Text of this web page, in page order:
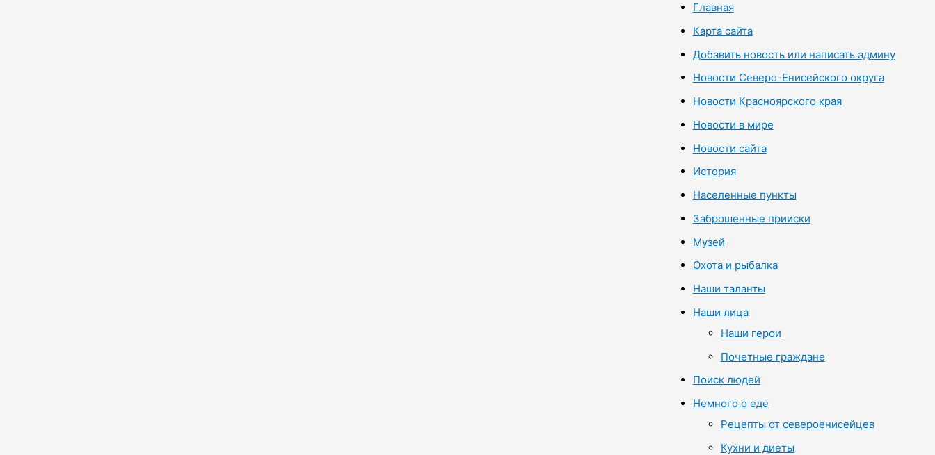
Главная
Карта сайта
Добавить новость или написать админу
Новости Северо-Енисейского округа
Новости Красноярского края
Новости в мире
Новости сайта
История
Населенные пункты
Заброшенные прииски
Музей
Охота и рыбалка
Наши таланты
Наши лица
Наши герои
Почетные граждане
Поиск людей
Немного о еде
Рецепты от североенисейцев
Кухни и диеты